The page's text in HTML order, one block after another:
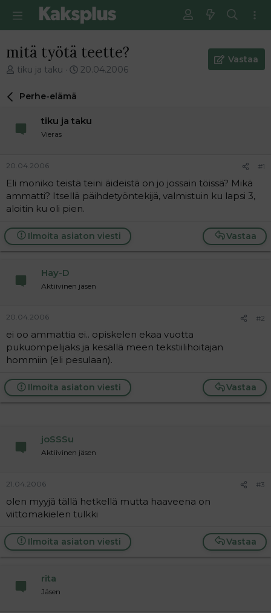
mitä työtä teette?
V
e
i
t
u
n
a
o
i
t
a
j
tiku ja taku
E
m
m
n
v
i
s
t
i
20.04.2006
Vastaa
Perhe-elämä
tiku ja taku
Vieras
20.04.2006 #1
Eli moniko teistä teini äideistä on jo jossain töissä? Mikä
ammatti? Itsellä päihdetyöntekijä, valmistuin ku lapsi 3,
aloitin ku oli pien.
Vastaa
Ilmoita asiaton viesti
Hay-D
Aktiivinen jäsen
20.04.2006 #2
ei oo ammattia ei.. opiskelen ekaa vuotta
pukuompelijaks ja kesällä meen tekstiilihoitajan
hommiin (eli pesulaan).
Vastaa
Ilmoita asiaton viesti
joSSSu
Aktiivinen jäsen
21.04.2006 #3
olen myyjä tällä hetkellä mutta haaveena on
viittomakielen tulkki
Vastaa
Ilmoita asiaton viesti
rita
Jäsen